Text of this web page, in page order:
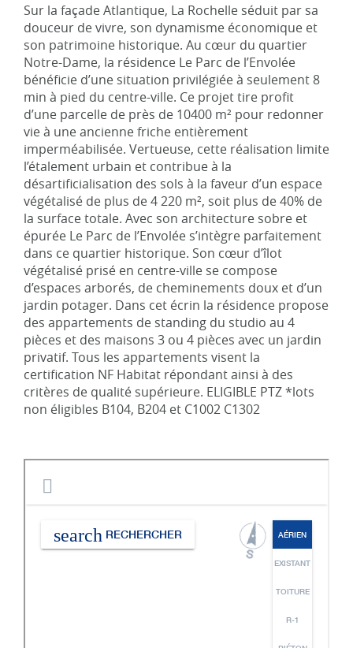
Sur la façade Atlantique, La Rochelle séduit par sa
douceur de vivre, son dynamisme économique et
son patrimoine historique. Au cœur du quartier
Notre-Dame, la résidence Le Parc de l’Envolée
bénéficie d’une situation privilégiée à seulement 8
min à pied du centre-ville. Ce projet tire profit
d’une parcelle de près de 10400 m² pour redonner
vie à une ancienne friche entièrement
imperméabilisée. Vertueuse, cette réalisation limite
l’étalement urbain et contribue à la
désartificialisation des sols à la faveur d’un espace
végétalisé de plus de 4 220 m², soit plus de 40% de
la surface totale. Avec son architecture sobre et
épurée Le Parc de l’Envolée s’intègre parfaitement
dans ce quartier historique. Son cœur d’îlot
végétalisé prisé en centre-ville se compose
d’espaces arborés, de cheminements doux et d’un
jardin potager. Dans cet écrin la résidence propose
des appartements de standing du studio au 4
pièces et des maisons 3 ou 4 pièces avec un jardin
privatif. Tous les appartements visent la
certification NF Habitat répondant ainsi à des
critères de qualité supérieure. ELIGIBLE PTZ *lots
non éligibles B104, B204 et C1002 C1302